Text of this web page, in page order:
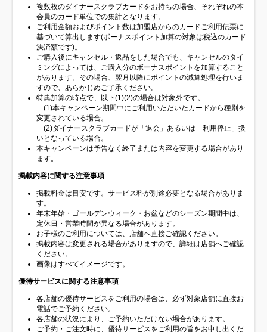
複数枚のダイナースクラブカードをお持ちの場合、それぞれの本
会員のカード単位での集計となります。
ご利用金額およびポイント数は加盟店からのカードご利用伝票に
基づいて算出します(ボーナスポイント加算の対象は税込のカード
決済額です)。
ご購入後にキャンセル・返品をした場合でも、キャンセルのタイ
ミングによっては、ご購入分のボーナスポイントを加算すること
があります。その場合、翌月以降にポイントの減算処理を行いま
すので、あらかじめご了承ください。
特典加算の時点で、以下(1)(2)の場合は対象外です。
(1)本キャンペーン期間中にご利用いただいたカードから種別を
変更されている場合。
(2)ダイナースクラブカードが「退会」あるいは「利用停止」扱
いとなっている場合。
本キャンペーンは予告なく終了または内容を変更する場合があり
ます。
掲載内容に関する注意事項
掲載料金は目安です。サービス料が別途必要となる場合がありま
す。
年末年始・ゴールデンウィーク・お盆などのシーズン期間中は、
定休日・営業時間が異なる場合があります。
お子様のご利用については、店舗へ直接ご確認ください。
掲載内容は変更される場合がありますので、詳細は店舗へご確認
ください。
画像はすべてイメージです。
優待サービスに関する注意事項
各店舗の優待サービスをご利用の場合は、必ず対象店舗に直接お
電話でご予約ください。
各店舗の状況により、ご予約いただけない場合があります。
ご予約・ご注文時に、優待サービスをご利用の旨をお申し出くだ